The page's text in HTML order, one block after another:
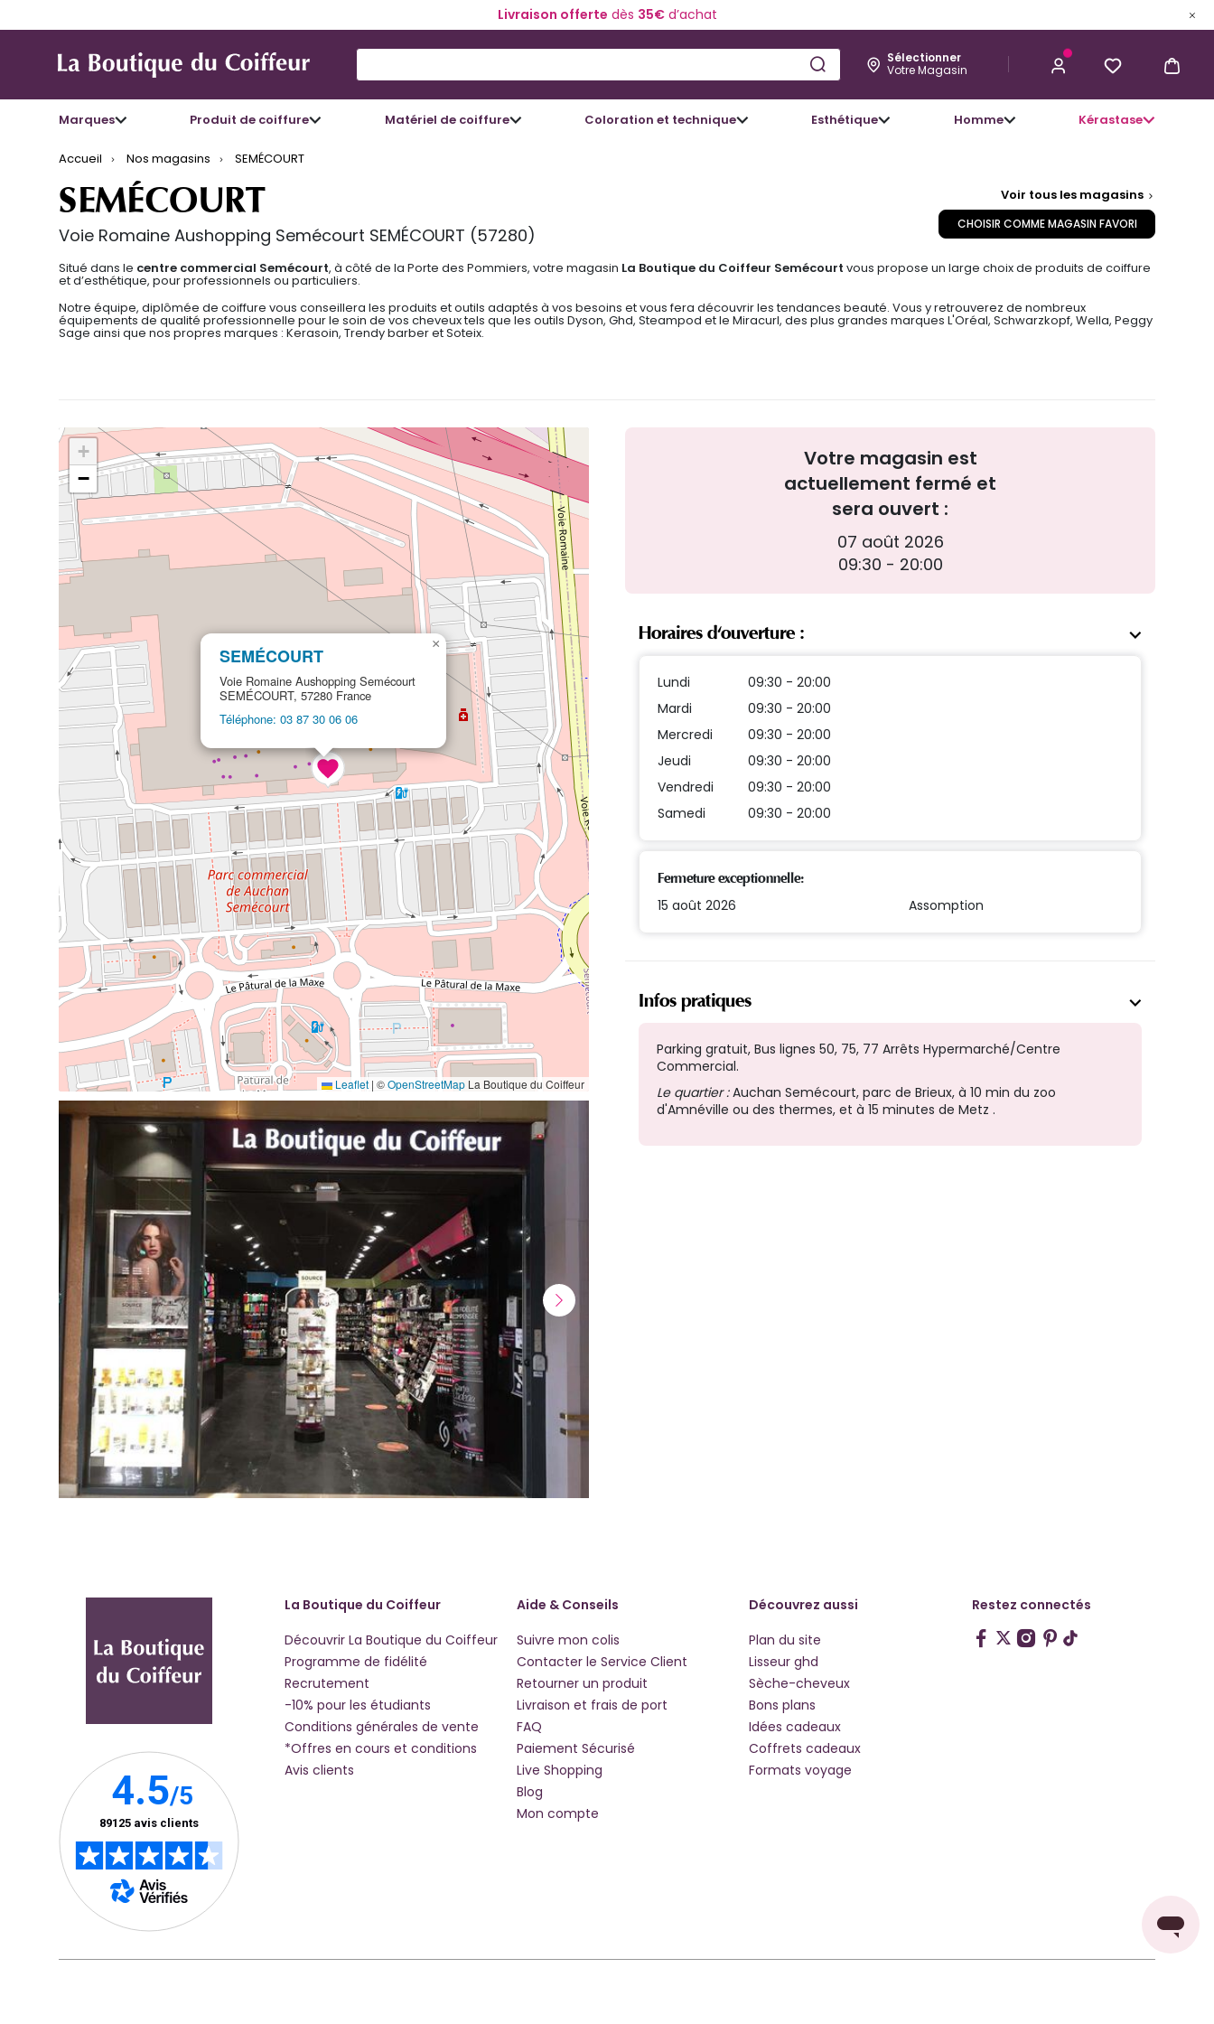
Livraison offerte dès 35€d’achat
Sélectionner
Votre Magasin
Marques Produit de coiffure Matériel de coiffure Coloration et technique Esthétique Homme Kérastase
Accueil Nos magasins SEMÉCOURT
Voir tous les magasins
CHOISIR COMME MAGASIN FAVORI
SEMÉCOURT
Voie Romaine Aushopping Semécourt SEMÉCOURT (57280)
Situé dans le centre commercial Semécourt, à côté de la Porte des Pommiers, votre magasin La Boutique du Coiffeur Semécourt vous propose un large choix de produits de coiffure
et d’esthétique, pour professionnels ou particuliers.
Notre équipe, diplômée de coiffure vous conseillera les produits et outils adaptés à vos besoins et vous fera découvrir les tendances beauté. Vous y retrouverez de nombreux
équipements de qualité professionnelle pour le soin de vos cheveux tels que les outils Dyson, Ghd, Steampod et le Miracurl, des plus grandes marques L'Oréal, Schwarzkopf, Wella, Peggy
Sage ainsi que nos propres marques : Kerasoin, Trendy barber et Soteix.
SEMÉCOURT
Voie Romaine Aushopping Semécourt
SEMÉCOURT, 57280 France
Téléphone: 03 87 30 06 06
×
+
−
Leaflet | ©OpenStreetMap La Boutique du Coiffeur
Suivant
Votre magasin est
actuellement fermé et
sera ouvert :
07 août 2026
09:30 - 20:00
Horaires d'ouverture :
Lundi
09:30 - 20:00
Mardi
09:30 - 20:00
Mercredi
09:30 - 20:00
Jeudi
09:30 - 20:00
Vendredi
09:30 - 20:00
Samedi
09:30 - 20:00
Fermeture exceptionnelle:
15 août 2026 Assomption
Infos pratiques
Parking gratuit, Bus lignes 50, 75, 77 Arrêts Hypermarché/Centre
Commercial.
Le quartier :Auchan Semécourt, parc de Brieux, à 10 min du zoo
d'Amnéville ou des thermes, et à 15 minutes de Metz .
La Boutique du Coiffeur
Découvrir La Boutique du Coiffeur
Programme de fidélité
Recrutement
-10% pour les étudiants
Conditions générales de vente
*Offres en cours et conditions
Avis clients
Aide & Conseils
Suivre mon colis
Contacter le Service Client
Retourner un produit
Livraison et frais de port
FAQ
Paiement Sécurisé
Live Shopping
Blog
Mon compte
Découvrez aussi
Plan du site
Lisseur ghd
Sèche-cheveux
Bons plans
Idées cadeaux
Coffrets cadeaux
Formats voyage
Restez connectés